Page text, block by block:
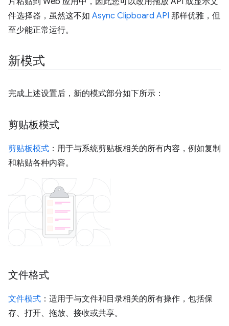
件选择器，虽然这不如 Async Clipboard API 那样优雅，但
至少能正常运行。
新模式
完成上述设置后，新的模式部分如下所示：
剪贴板模式
剪贴板模式 ：用于与系统剪贴板相关的所有内容，例如复制
和粘贴各种内容。
文件格式
文件模式 ：适用于与文件和目录相关的所有操作，包括保
存、打开、拖放、接收或共享。